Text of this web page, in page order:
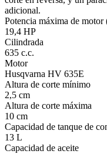
adicional.
Potencia máxima de motor
19,4 HP
Cilindrada
635 c.c.
Motor
Husqvarna HV 635E
Altura de corte mínimo
2,5 cm
Altura de corte máxima
10 cm
Capacidad de tanque de
13 L
Capacidad de aceite